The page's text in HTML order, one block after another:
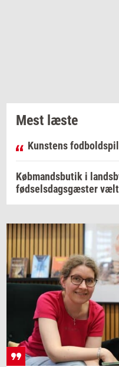
Mest læste
Kunstens
Købmandsbutik i
fødselsdagsgæster